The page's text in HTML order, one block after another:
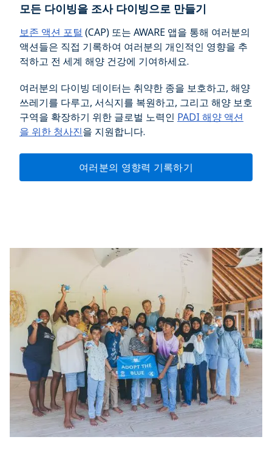
모든 다이빙을 조사 다이빙으로 만들기
보존 액션 포털 (CAP) 또는 AWARE 앱을 통해 여러분의
액션들은 직접 기록하여 여러분의 개인적인 영향을 추
적하고 전 세계 해양 건강에 기여하세요.
여러분의 다이빙 데이터는 취약한 종을 보호하고, 해양
쓰레기를 다루고, 서식지를 복원하고, 그리고 해양 보호
구역을 확장하기 위한 글로벌 노력인 PADI 해양 액션
을 위한 청사진을 지원합니다.
여러분의 영향력 기록하기